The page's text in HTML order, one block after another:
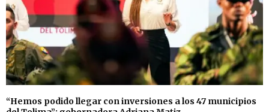
“Hemos podido llegar con inversiones a los 47 municipios